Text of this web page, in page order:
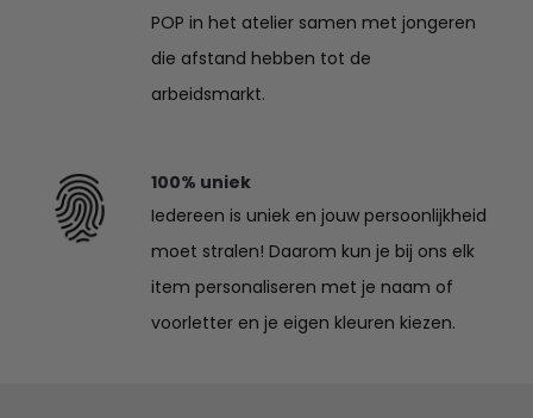
POP in het atelier samen met jongeren
die afstand hebben tot de
arbeidsmarkt.
100% uniek
Iedereen is uniek en jouw persoonlijkheid
moet stralen! Daarom kun je bij ons elk
item personaliseren met je naam of
voorletter en je eigen kleuren kiezen.